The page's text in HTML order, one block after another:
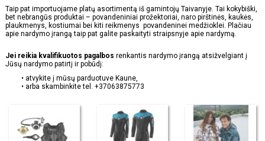
Taip pat importuojame platų asortimentą iš gamintojų Taivanyje. Tai kokybiški,
bet nebrangūs produktai – povandeniniai prožektoriai, naro pirštinės, kaukės,
plaukmenys, kostiumai bei kiti reikmenys povandeninei medžioklei. Plačiau
apie nardymo įrangą taip pat galite paskaityti straipsnyje apie nardymą
Jei reikia kvalifikuotos pagalbos renkantis nardymo įrangą atsižvelgiant į
Jūsų nardymo patirtį ir pobūdį:
• atvykite į mūsų parduotuve Kaune,
• arba skambinkite tel. +37063875773